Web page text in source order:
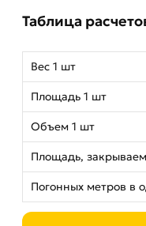
Таблица
Вес 1 шт
Площадь 1 шт
Объем 1 шт
Площадь,
Погонных метров в